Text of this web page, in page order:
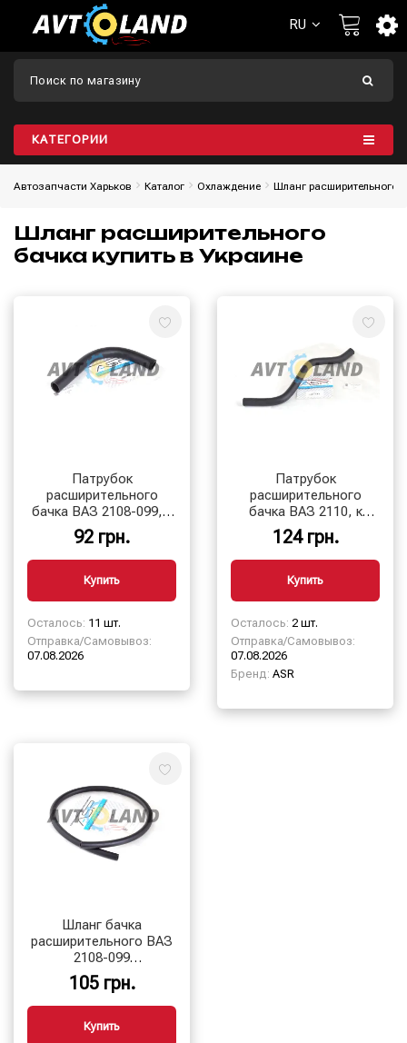
RU
КАТЕГОРИИ
Автозапчасти Харьков Каталог Охлаждение Шланг расширительного
Шланг расширительного
бачка купить в Украине
Патрубок
расширительного
бачка ВАЗ 2108-099, к
термостату, ASR
92 грн.
Купить
Осталось: 11 шт.
Отправка/Самовывоз:
07.08.2026
Патрубок
расширительного
бачка ВАЗ 2110, к
термостату, ASR
124 грн.
Купить
Осталось: 2 шт.
Отправка/Самовывоз:
07.08.2026
Бренд: ASR
Шланг бачка
расширительного ВАЗ
2108-099
пароотводящий,
d8мм, 0,76м
105 грн.
Купить